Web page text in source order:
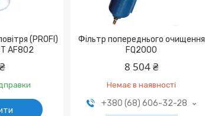
(PROFI)
AF802
Фільтр попереднього очищення
FQ2000
8 504 ₴
Немає в наявності
+380 (68) 606-32-28